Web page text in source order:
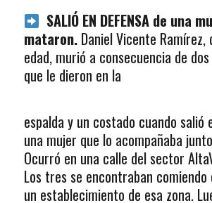
SALIÓ EN DEFENSA de una
mataron.Daniel Vicente Ramírez,
edad, murió a consecuencia de
que le dieron en la
espalda y un costado cuando salió
una mujer que lo acompañaba
Ocurró en una calle del sector
Los tres se encontraban comiendo
un establecimiento de esa zona.